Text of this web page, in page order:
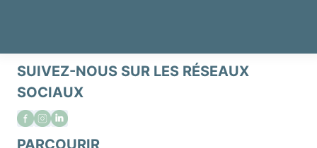
SUIVEZ-NOUS SUR LES RÉSEAUX
SOCIAUX
PARCOURIR